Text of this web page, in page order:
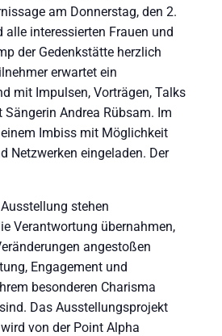
am Donnerstag, den 2.
alle interessierten Frauen und
der Gedenkstätte herzlich
erwartet ein
mit Impulsen, Vorträgen, Talks
Andrea Rübsam. Im
Imbiss mit Möglichkeit
Netzwerken eingeladen. Der
stehen
Verantwortung übernahmen,
angestoßen
Engagement und
besonderen Charisma
Das Ausstellungsprojekt
wird von der Point Alpha